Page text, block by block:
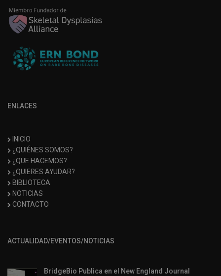
ENLACES
INICIO
¿QUIÉNES SOMOS?
¿QUE HACEMOS?
¿QUIERES AYUDAR?
BIBLIOTECA
NOTICIAS
CONTACTO
ACTUALIDAD/EVENTOS/NOTICIAS
BridgeBio Publica en el New England Journal